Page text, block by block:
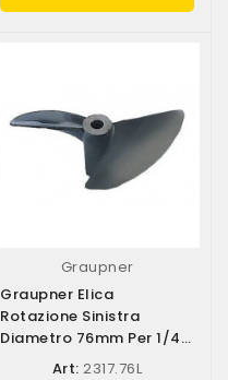
Graupner
Graupner Elica
Rotazione Sinistra
Diametro 76mm Per 1/4
Di Pollice (art....
Art: 2317.76L